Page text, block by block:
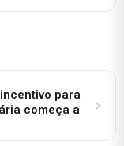
para
começa a